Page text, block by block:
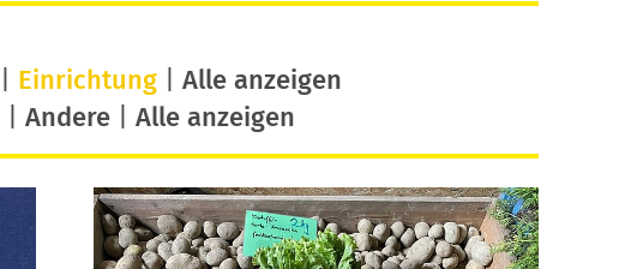
Einrichtung| Alle anzeigen
Andere Alle anzeigen